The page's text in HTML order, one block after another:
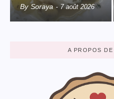
By Soraya - 7 août 2026
A PROPOS DE